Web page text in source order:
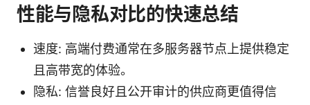
性能与隐私对比的快速总结
速度: 高端付费通常在多服务器节点上提供稳定
且高带宽的体验。
隐私: 信誉良好且公开审计的供应商更值得信